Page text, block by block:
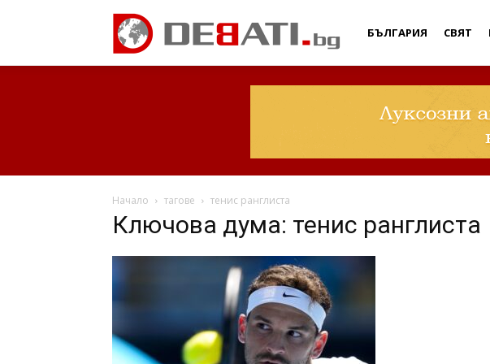
Дебати
БЪЛГАРИЯ СВЯТ
Начало тагове тенис ранглиста
Ключова дума: тенис ранглиста